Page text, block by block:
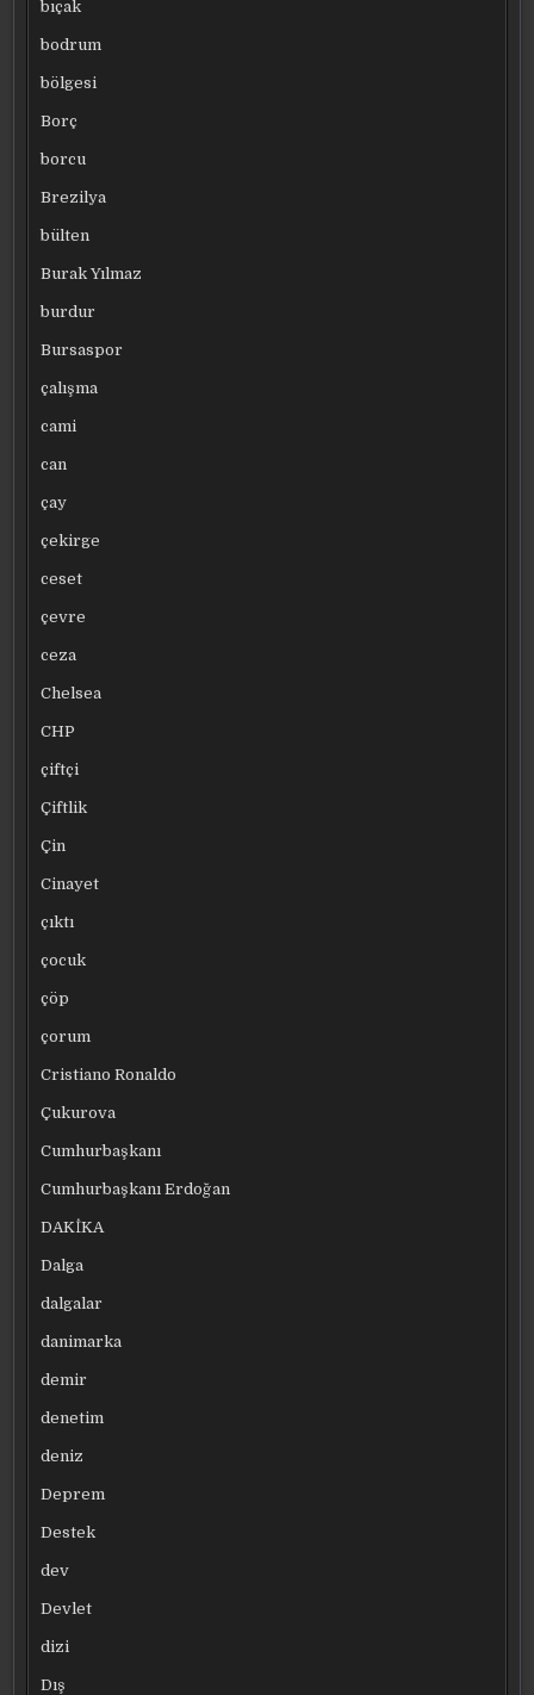
bıçak
bodrum
bölgesi
Borç
borcu
Brezilya
bülten
Burak Yılmaz
burdur
Bursaspor
çalışma
cami
can
çay
çekirge
ceset
çevre
ceza
Chelsea
CHP
çiftçi
Çiftlik
Çin
Cinayet
çıktı
çocuk
çöp
çorum
Cristiano Ronaldo
Çukurova
Cumhurbaşkanı
Cumhurbaşkanı Erdoğan
DAKİKA
Dalga
dalgalar
danimarka
demir
denetim
deniz
Deprem
Destek
dev
Devlet
dizi
Dış